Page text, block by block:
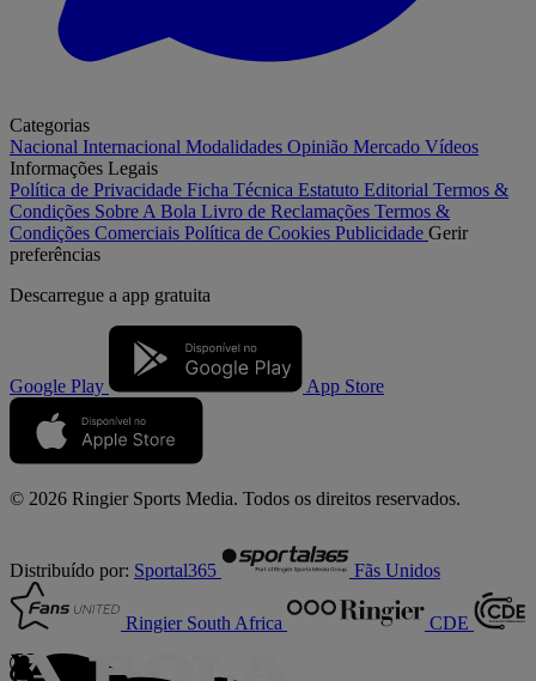
Categorias
Nacional Internacional Modalidades Opinião Mercado Vídeos
Informações Legais
Política de Privacidade Ficha Técnica Estatuto Editorial Termos &
Condições Sobre A Bola Livro de Reclamações Termos &
Condições Comerciais Política de Cookies Publicidade Gerir
preferências
Descarregue a app gratuita
Google Play App Store
© 2026 Ringier Sports Media. Todos os direitos reservados.
Distribuído por: Sportal365 Fãs Unidos
Ringier South Africa CDE